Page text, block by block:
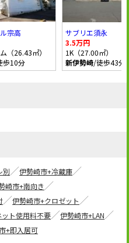
宗高
（26.43㎡）
歩10分
サブリエ須永
3.5万円
1K（27.00㎡）
新伊勢崎/徒歩43分
別
伊勢崎市+冷蔵庫
崎市+南向き
伊勢崎市+クロゼット
ト使用料不要
伊勢崎市+LAN
+即入居可